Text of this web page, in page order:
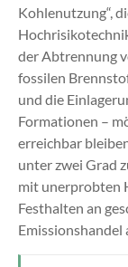
Kohlenutzung“,
der Abtrennung
fossilen
und die
Formationen –
erreichbar
unter zwei Grad
mit unerprobten
Festhalten an
Emissionshandel